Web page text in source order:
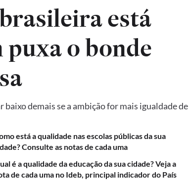
está
o bonde
demais se a ambição for mais igualdade de
está a qualidade nas escolas públicas da sua
Consulte as notas de cada uma
é a qualidade da educação da sua cidade? Veja a
de cada uma no Ideb, principal indicador do País